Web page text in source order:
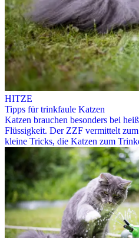
HITZE
Tipps für trinkfaule Katzen
Katzen brauchen besonders bei
Flüssigkeit. Der ZZF vermittelt
kleine Tricks, die Katzen zum